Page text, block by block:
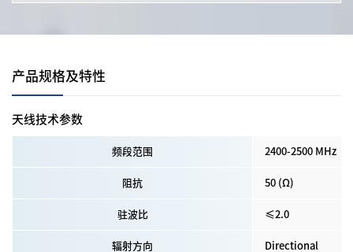
产品规格及特性
天线技术参数
频段范围 2400-2500 MHz
阻抗 50 (Ω)
驻波比 ≤2.0
辐射方向 Directional